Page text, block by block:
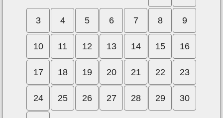
3 4 5 6 7 8 9
10 11 12 13 14 15 16
17 18 19 20 21 22 23
24 25 26 27 28 29 30